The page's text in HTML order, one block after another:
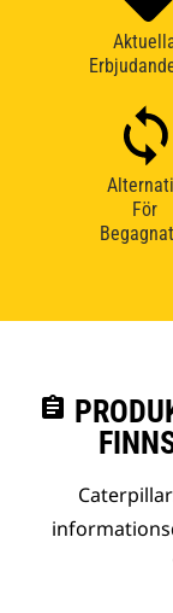
För
Begagnat
assignment